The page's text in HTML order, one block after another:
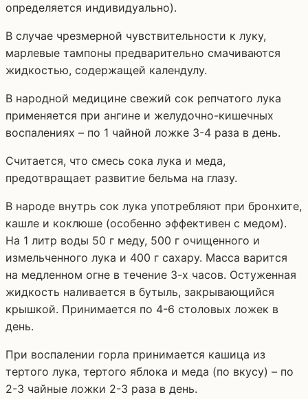
определяется индивидуально).
В случае чрезмерной чувствительности к луку,
марлевые тампоны предварительно смачиваются
жидкостью, содержащей календулу.
В народной медицине свежий сок репчатого лука
применяется при ангине и желудочно-кишечных
воспалениях – по 1 чайной ложке 3-4 раза в день.
Считается, что смесь сока лука и меда,
предотвращает развитие бельма на глазу.
В народе внутрь сок лука употребляют при бронхите,
кашле и коклюше (особенно эффективен с медом).
На 1 литр воды 50 г меду, 500 г очищенного и
измельченного лука и 400 г сахару. Масса варится
на медленном огне в течение 3-х часов. Остуженная
жидкость наливается в бутыль, закрывающийся
крышкой. Принимается по 4-6 столовых ложек в
день.
При воспалении горла принимается кашица из
тертого лука, тертого яблока и меда (по вкусу) – по
2-3 чайные ложки 2-3 раза в день.